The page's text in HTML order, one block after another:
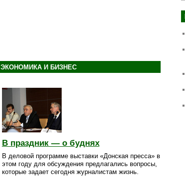
ЭКОНОМИКА И БИЗНЕС
В праздник — о буднях
В деловой программе выставки «Донская пресса» в
этом году для обсуждения предлагались вопросы,
которые задает сегодня журналистам жизнь.